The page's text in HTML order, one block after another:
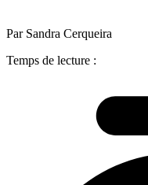
Par Sandra Cerqueira
Temps de lecture :